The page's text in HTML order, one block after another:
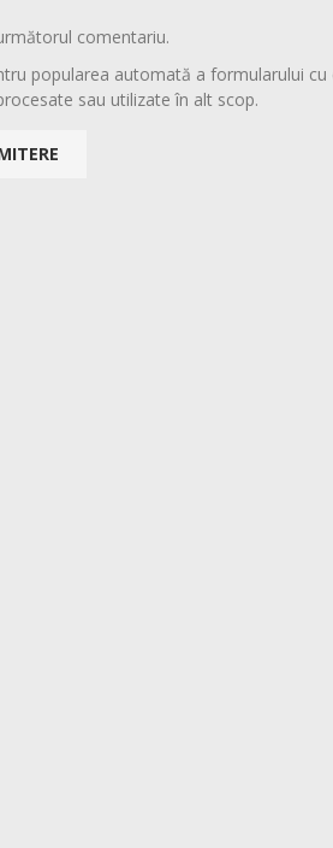
comentariu.
popularea automată a formularului cu
sau utilizate în alt scop.